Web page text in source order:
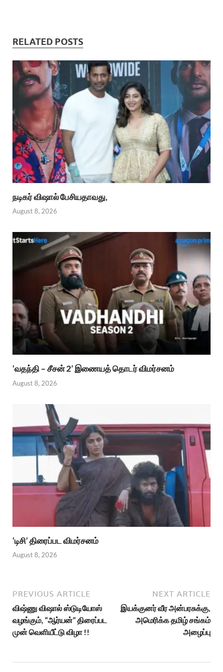
RELATED POSTS
நடிகர் விஷால் பேசியதாவது,
August 8, 2026
‘வதந்தி – சீசன் 2’ இணையத் தொடர் விமர்சனம்
August 8, 2026
‘டிசி’ திரைப்பட விமர்சனம்
August 8, 2026
PREVIOUS ARTICLE
விஷ்ணு விஷால் ஸ்டுடியோஸ்
வழங்கும், “ஆர்யன்” திரைப்பட
முன் வெளியீட்டு விழா !!
NEXT ARTICLE
இயக்குனர் வீர அன்பரசுக்கு,
அமெரிக்க தமிழ் சங்கம்
அழைப்பு